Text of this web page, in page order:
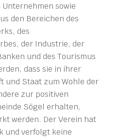
sowie
den Bereichen des
des
der Industrie, der
und des Tourismus
dass sie in ihrer
und Staat zum Wohle der
zur positiven
Sögel erhalten,
werden. Der Verein hat
und verfolgt keine